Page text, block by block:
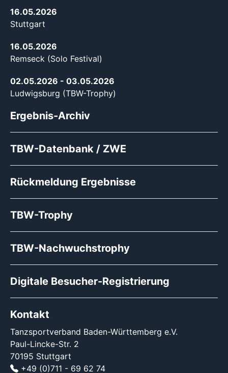
16.05.2026
Stuttgart
16.05.2026
Remseck (Solo Festival)
02.05.2026 - 03.05.2026
Ludwigsburg (TBW-Trophy)
Ergebnis-Archiv
TBW-Datenbank / ZWE
Rückmeldung Ergebnisse
TBW-Trophy
TBW-Nachwuchstrophy
Digitale Besucher-Registrierung
Kontakt
Tanzsportverband Baden-Württemberg e.V.
Paul-Lincke-Str. 2
70195 Stuttgart
+49 (0)711 - 69 62 74